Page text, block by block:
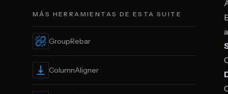
MÁS HERRAMIENTAS DE ESTA SUITE
GroupRebar
ColumnAligner